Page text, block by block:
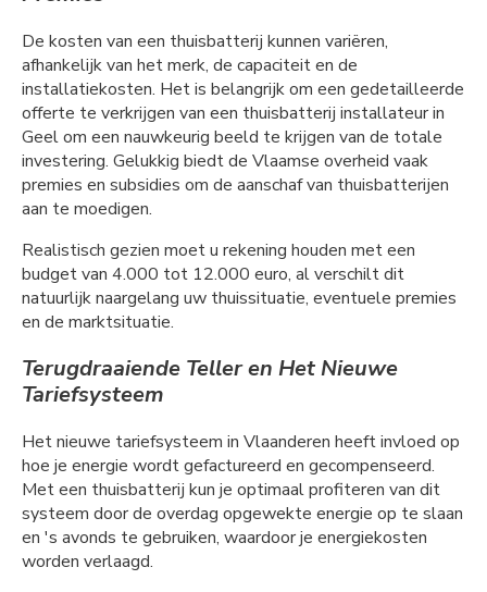
De kosten van een thuisbatterij kunnen variëren,
afhankelijk van het merk, de capaciteit en de
installatiekosten. Het is belangrijk om een gedetailleerde
offerte te verkrijgen van een thuisbatterij installateur in
Geel om een nauwkeurig beeld te krijgen van de totale
investering. Gelukkig biedt de Vlaamse overheid vaak
premies en subsidies om de aanschaf van thuisbatterijen
aan te moedigen.
Realistisch gezien moet u rekening houden met een
budget van 4.000 tot 12.000 euro, al verschilt dit
natuurlijk naargelang uw thuissituatie, eventuele premies
en de marktsituatie.
Terugdraaiende Teller en Het Nieuwe
Tariefsysteem
Het nieuwe tariefsysteem in Vlaanderen heeft invloed op
hoe je energie wordt gefactureerd en gecompenseerd.
Met een thuisbatterij kun je optimaal profiteren van dit
systeem door de overdag opgewekte energie op te slaan
en 's avonds te gebruiken, waardoor je energiekosten
worden verlaagd.